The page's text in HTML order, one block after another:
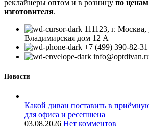
реклайнеры оптом и в розницу по
изготовителя.
111123, г. Москва,
Владимирская дом 12 А
+7 (499) 390-82-31
Новости
Какой диван поставить в
для офиса и ресепшена
03.08.2026 Нет комментов